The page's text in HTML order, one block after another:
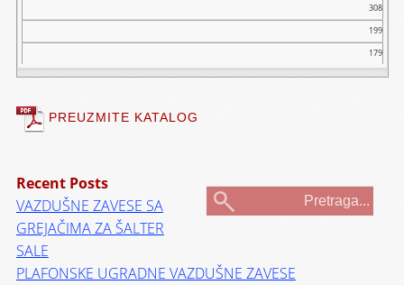
308
199
179
PREUZMITE KATALOG
Recent Posts
VAZDUŠNE ZAVESE SA
GREJAČIMA ZA ŠALTER
SALE
PLAFONSKE UGRADNE VAZDUŠNE ZAVESE